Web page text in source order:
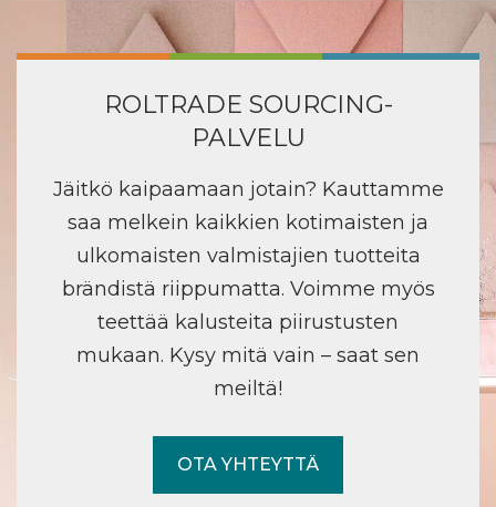
ROLTRADE SOURCING-
PALVELU
Jäitkö kaipaamaan jotain? Kauttamme
saa melkein kaikkien kotimaisten ja
ulkomaisten valmistajien tuotteita
brändistä riippumatta. Voimme myös
teettää kalusteita piirustusten
mukaan. Kysy mitä vain – saat sen
meiltä!
OTA YHTEYTTÄ